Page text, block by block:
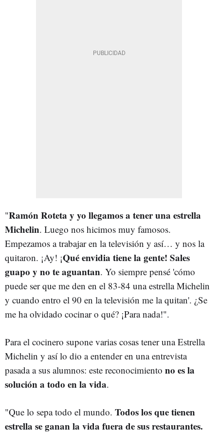
"Ramón Roteta y yo llegamos a tener una estrella
Michelin. Luego nos hicimos muy famosos.
Empezamos a trabajar en la televisión y así… y nos la
quitaron. ¡Ay! ¡Qué envidia tiene la gente! Sales
guapo y no te aguantan. Yo siempre pensé 'cómo
puede ser que me den en el 83-84 una estrella Michelin
y cuando entro el 90 en la televisión me la quitan'. ¿Se
me ha olvidado cocinar o qué? ¡Para nada!".
Para el cocinero supone varias cosas tener una Estrella
Michelin y así lo dio a entender en una entrevista
pasada a sus alumnos: este reconocimiento no es la
solución a todo en la vida.
"Que lo sepa todo el mundo. Todos los que tienen
estrella se ganan la vida fuera de sus restaurantes.